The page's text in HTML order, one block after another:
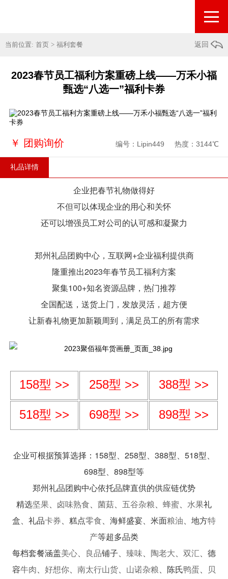
当前位置: 首页 > 福利套餐 返回
2023春节员工福利方案重磅上线——万禾小福
甄选“八选一”福利卡券
￥ 团购询价 热度：3144℃
编号：Lipin449
礼品详情
企业把春节礼物做得好
不但可以体现企业的用心和关怀
还可以增强员工对公司的认可感和凝聚力
郑州礼品团购中心，互联网+企业福利提供商
隆重推出2023年春节员工福利方案
聚集100+知名资源品牌，热门推荐
全国配送，送货上门，发放灵活，超方便
让新春礼物更加新颖周到，满足员工的所有需求
158型 >> 258型 >> 388型 >>
518型 >> 698型 >> 898型 >>
企业可根据预算选择：158型、258型、388型、518型、
698型、898型等
郑州礼品团购中心依托品牌直供的供应链优势
精选坚果、 卤味熟食、 菌菇、 五谷杂粮、 蜂蜜、 水果礼
盒、礼品卡券、糕点零食、海鲜盛宴、米面粮油、地方特
产等超多品类
每档套餐涵盖美心、 良品铺子、 臻味、 陶老大、 双汇、德
容牛肉、 好想你、 南太行山货、 山诺杂粮、陈氏鸭蛋、
贝